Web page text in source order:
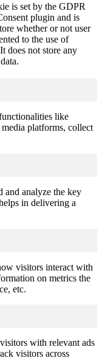
is set by the GDPR
plugin and is
whether or not user
to the use of
does not store any
like
platforms, collect
and analyze the key
in delivering a
visitors interact with
on metrics the
etc.
with relevant ads
visitors across